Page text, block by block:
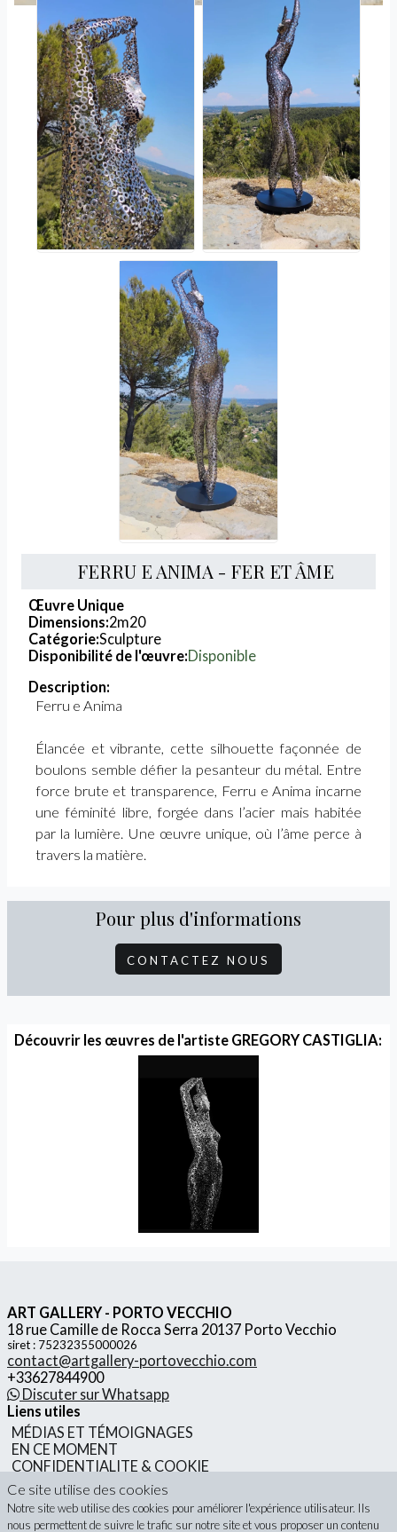
Ce site utilise des cookies
Notre site web utilise des cookies pour améliorer l'expérience utilisateur. Ils
nous permettent de suivre le trafic sur notre site et vous proposer un contenu
FERRU E ANIMA - FER ET ÂME
Œuvre Unique
Dimensions:2m20
Catégorie:Sculpture
Disponibilité de l'œuvre:Disponible
Description:
Ferru e Anima
Élancée et vibrante, cette silhouette façonnée de
boulons semble défier la pesanteur du métal. Entre
force brute et transparence, Ferru e Anima incarne
une féminité libre, forgée dans l’acier mais habitée
par la lumière. Une œuvre unique, où l’âme perce à
travers la matière.
Pour plus d'informations
CONTACTEZ NOUS
Découvrir les œuvres de l'artiste GREGORY CASTIGLIA:
ART GALLERY - PORTO VECCHIO
18 rue Camille de Rocca Serra 20137 Porto Vecchio
siret : 75232355000026
contact@artgallery-portovecchio.com
+33627844900
Discuter sur Whatsapp
Liens utiles
MÉDIAS ET TÉMOIGNAGES
EN CE MOMENT
CONFIDENTIALITE & COOKIE
MENTIONS LÉGALES
CONDITIONS GÉNÉRALES DE VENTES